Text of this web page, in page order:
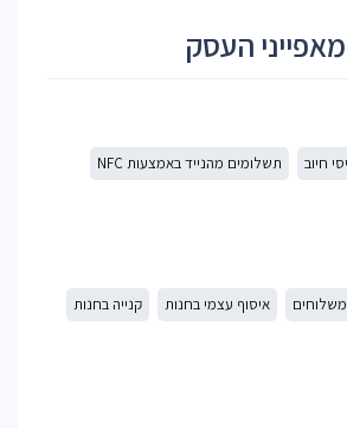
מאפייני העסק
חיוב תשלומים מהנייד באמצעות NFC
משלוחים איסוף עצמי בחנות קנייה בחנות